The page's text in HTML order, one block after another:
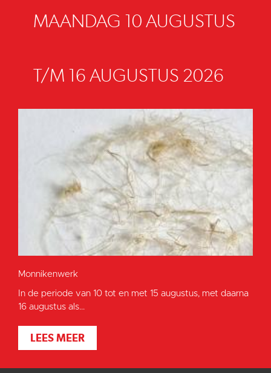
MAANDAG 10 AUGUSTUS
T/M 16 AUGUSTUS 2026
Monnikenwerk
In de periode van 10 tot en met 15 augustus, met daarna
16 augustus als...
LEES MEER